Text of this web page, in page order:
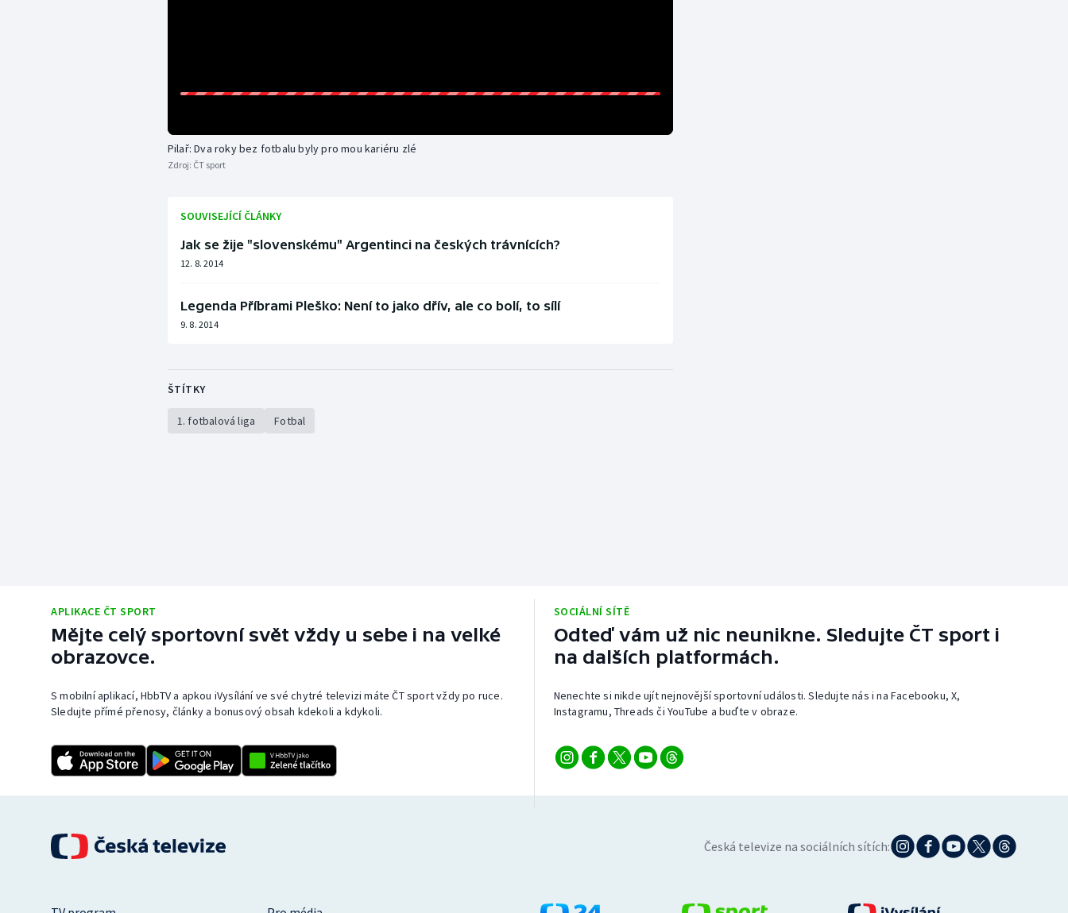
Pilař: Dva roky bez fotbalu byly pro mou kariéru zlé
Zdroj: ČT sport
SOUVISEJÍCÍ ČLÁNKY
Jak se žije "slovenskému" Argentinci na českých trávnících?
12. 8. 2014
Legenda Příbrami Pleško: Není to jako dřív, ale co bolí, to sílí
9. 8. 2014
ŠTÍTKY
1. fotbalová liga Fotbal
APLIKACE ČT SPORT
Mějte celý sportovní svět vždy u sebe i na velké
obrazovce.
S mobilní aplikací, HbbTV a apkou iVysílání ve své chytré televizi máte ČT sport vždy po ruce.
Sledujte přímé přenosy, články a bonusový obsah kdekoli a kdykoli.
SOCIÁLNÍ SÍTĚ
Odteď vám už nic neunikne. Sledujte ČT sport i
na dalších platformách.
Nenechte si nikde ujít nejnovější sportovní události. Sledujte nás i na Facebooku, X,
Instagramu, Threads či YouTube a buďte v obraze.
Česká televize na sociálních sítích: